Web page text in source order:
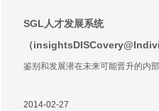
SGL人才发展系统
（
鉴别和发展潜在未来可能晋升的内
2014-02-27